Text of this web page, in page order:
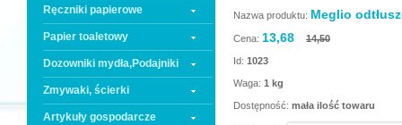
Ręczniki papierowe
Papier toaletowy
Dozowniki mydła,Podajniki
Zmywaki, ścierki
Artykuły gospodarcze
Nazwa produktu: Meglio
Cena: 13,68 14,50
Id: 1023
Waga: 1 kg
Dostępność: mała ilość towaru